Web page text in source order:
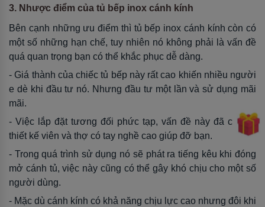
3. Nhược điểm của tủ bếp inox cánh kính
Bên cạnh những ưu điểm thì tủ bếp inox cánh kính còn có
một số những hạn chế, tuy nhiên nó không phải là vấn đề
quá quan trọng bạn có thể khắc phục dễ dàng.
- Giá thành của chiếc tủ bếp này rất cao khiến nhiều người
e dè khi đầu tư nó. Nhưng đầu tư một lần và sử dụng mãi
mãi.
- Việc lắp đặt tương đối phức tạp, vấn đề này đã có các
thiết kế viên và thợ có tay nghề cao giúp đỡ bạn.
- Trong quá trình sử dụng nó sẽ phát ra tiếng kêu khi đóng
mở cánh tủ, việc này cũng có thể gây khó chịu cho một số
người dùng.
- Mặc dù cánh kính có khả năng chịu lực cao nhưng đôi khi